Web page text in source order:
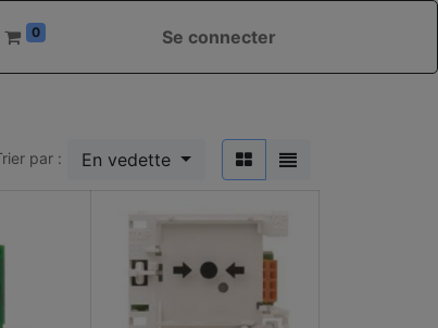
0 Se connecter
par : En vedette